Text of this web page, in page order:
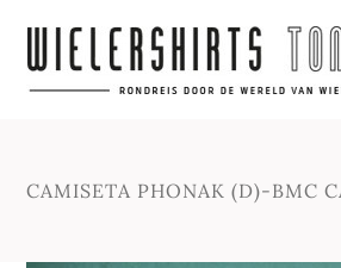
CAMISETA PHONAK (D)-BMC